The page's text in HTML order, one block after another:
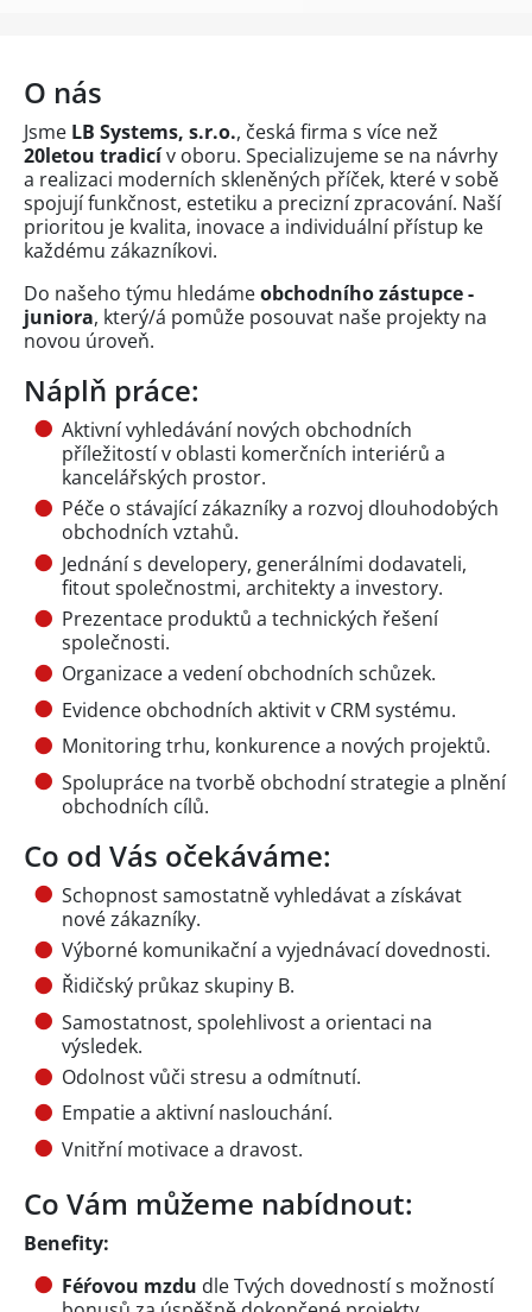
O nás
Jsme LB Systems, s.r.o., česká firma s více než
20letou tradicív oboru. Specializujeme se na návrhy
a realizaci moderních skleněných příček, které v sobě
spojují funkčnost, estetiku a precizní zpracování. Naší
prioritou je kvalita, inovace a individuální přístup ke
každému zákazníkovi.
Do našeho týmu hledámeobchodního zástupce -
juniora, který/á pomůže posouvat naše projekty na
novou úroveň.
Náplň práce:
Aktivní vyhledávání nových obchodních
příležitostí v oblasti komerčních interiérů a
kancelářských prostor.
Péče o stávající zákazníky a rozvoj dlouhodobých
obchodních vztahů.
Jednání s developery, generálními dodavateli,
fitout společnostmi, architekty a investory.
Prezentace produktů a technických řešení
společnosti.
Organizace a vedení obchodních schůzek.
Evidence obchodních aktivit v CRM systému.
Monitoring trhu, konkurence a nových projektů.
Spolupráce na tvorbě obchodní strategie a plnění
obchodních cílů.
Co od Vás očekáváme:
Schopnost samostatně vyhledávat a získávat
nové zákazníky.
Výborné komunikační a vyjednávací dovednosti.
Řidičský průkaz skupiny B.
Samostatnost, spolehlivost a orientaci na
výsledek.
Odolnost vůči stresu a odmítnutí.
Empatie a aktivní naslouchání.
Vnitřní motivace a dravost.
Co Vám můžeme nabídnout:
Benefity:
Féŕovou mzdu dle Tvých dovedností s možností